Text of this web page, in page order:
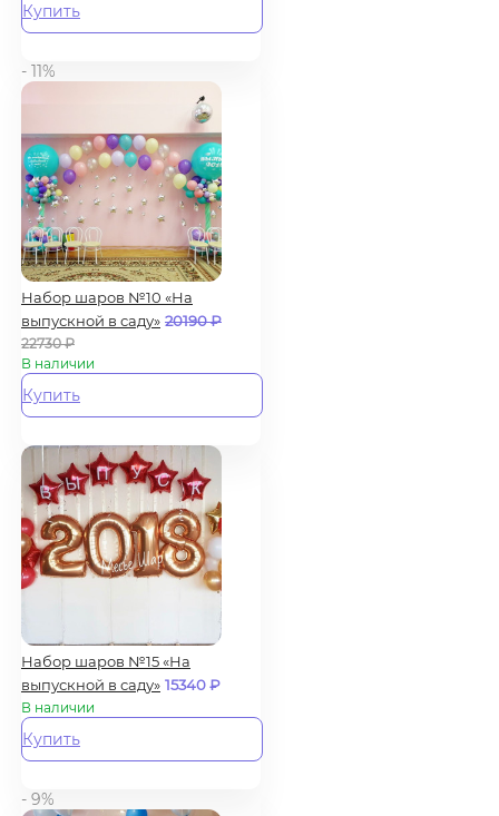
Купить
- 11%
Набор шаров №10 «На
выпускной в саду» 20190₽
22730₽
В наличии
Купить
Набор шаров №15 «На
выпускной в саду» 15340₽
В наличии
Купить
- 9%